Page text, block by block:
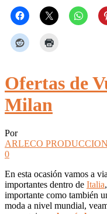
Ofertas de
Milan
Por
ARLECO
0
En esta ocasión vamos a
importantes dentro de Italia
importante como también
moda a nivel mundial,